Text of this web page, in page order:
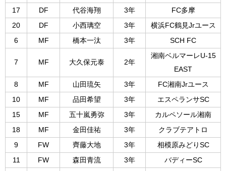
17
DF 代谷海翔 3年
FC多摩
20
DF 小西璃空 3年
横浜FC鶴見Jrユース
6
MF 橋本一汰 3年 SCH FC
7 MF 大久保元泰 2年
湘南ベルマーレU-15
EAST
8
MF 山田琉矢 3年
FC湘南Jrユース
10
MF 品田希望 3年
エスペランサSC
15
MF 五十嵐勇弥 3年
カルペソール湘南
18
MF 金田佳祐 3年
クラブテアトロ
9
FW 齊藤大地 3年
相模原みどりSC
11
FW 森田青流 3年
バディーSC